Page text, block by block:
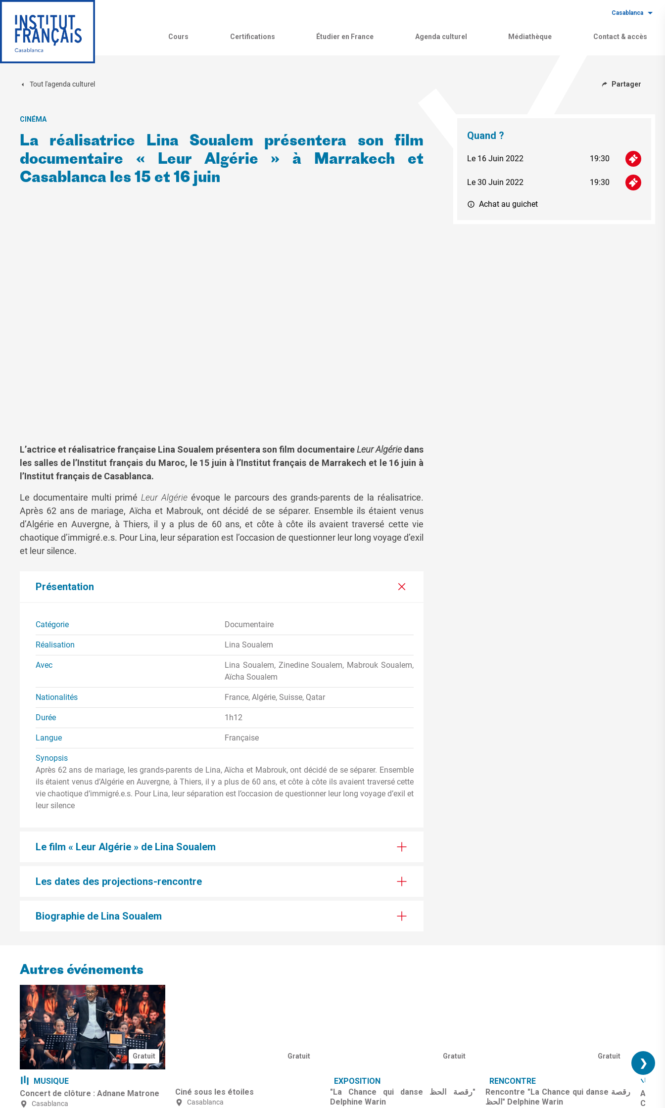
Casablanca
Cours Certifications Étudier en France Agenda culturel Médiathèque Contact & accès
Tout l'agenda culturel Partager
CINÉMA
La réalisatrice Lina Soualem présentera son film
documentaire « Leur Algérie » à Marrakech et
Casablanca les 15 et 16 juin
L’actrice et réalisatrice française Lina Soualem présentera son film documentaireLeur Algérie dans
les salles de l’Institut français du Maroc, le 15 juin à l’Institut français de Marrakech et le 16 juin à
l’Institut français de Casablanca.
Le documentaire multi primé Leur Algérie évoque le parcours des grands-parents de la réalisatrice.
Après 62 ans de mariage, Aïcha et Mabrouk, ont décidé de se séparer. Ensemble ils étaient venus
d’Algérie en Auvergne, à Thiers, il y a plus de 60 ans, et côte à côte ils avaient traversé cette vie
chaotique d’immigré.e.s. Pour Lina, leur séparation est l’occasion de questionner leur long voyage d’exil
et leur silence.
Présentation
Catégorie Documentaire
Réalisation Lina Soualem
Avec
Lina Soualem, Zinedine Soualem, Mabrouk Soualem,
Aïcha Soualem
Nationalités France, Algérie, Suisse, Qatar
Durée 1h12
Langue Française
Synopsis
Après 62 ans de mariage, les grands-parents de Lina, Aïcha et Mabrouk, ont décidé de se séparer. Ensemble
ils étaient venus d’Algérie en Auvergne, à Thiers, il y a plus de 60 ans, et côte à côte ils avaient traversé cette
vie chaotique d’immigré.e.s. Pour Lina, leur séparation est l’occasion de questionner leur long voyage d’exil et
leur silence
Le film « Leur Algérie » de Lina Soualem
Les dates des projections-rencontre
Biographie de Lina Soualem
Quand ?
Le 16 Juin 2022 19:30
Le 30 Juin 2022 19:30
Achat au guichet
Autres événements
Gratuit
MUSIQUE
Concert de clôture : Adnane Matrone
Casablanca
Gratuit
Ciné sous les étoiles
Casablanca
Gratuit
EXPOSITION
"La Chance qui danse رقصة الحظ"
Delphine Warin
Gratuit
RENCONTRE
Rencontre "La Chance qui danse رقصة
الحظ" Delphine Warin
❯